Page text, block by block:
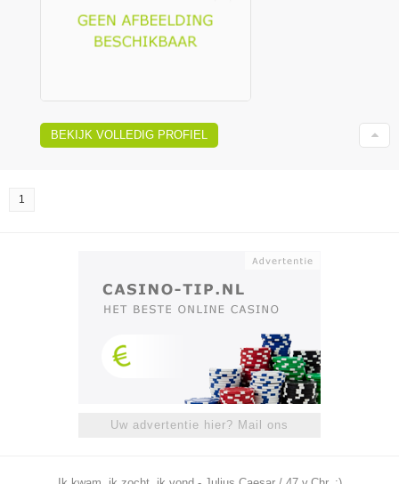
BEKIJK VOLLEDIG PROFIEL
1
Uw advertentie hier? Mail ons